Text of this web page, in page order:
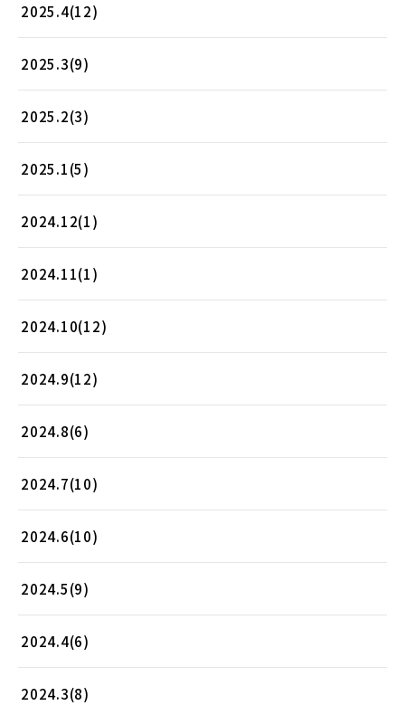
2025.4(12)
2025.3(9)
2025.2(3)
2025.1(5)
2024.12(1)
2024.11(1)
2024.10(12)
2024.9(12)
2024.8(6)
2024.7(10)
2024.6(10)
2024.5(9)
2024.4(6)
2024.3(8)